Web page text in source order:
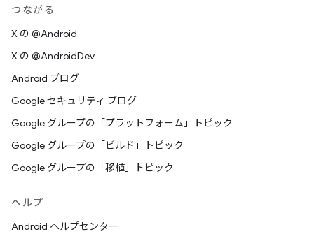
つながる
X の @Android
X の @AndroidDev
Android ブログ
Google セキュリティ ブログ
Google グループの「プラットフォーム」トピック
Google グループの「ビルド」トピック
Google グループの「移植」トピック
ヘルプ
Android ヘルプセンター